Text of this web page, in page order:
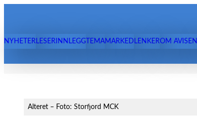
innhold
NYHETERLESERINNLEGG TEMAMARKED LENKEROM AVISEN
Alteret – Foto: Storfjord MCK